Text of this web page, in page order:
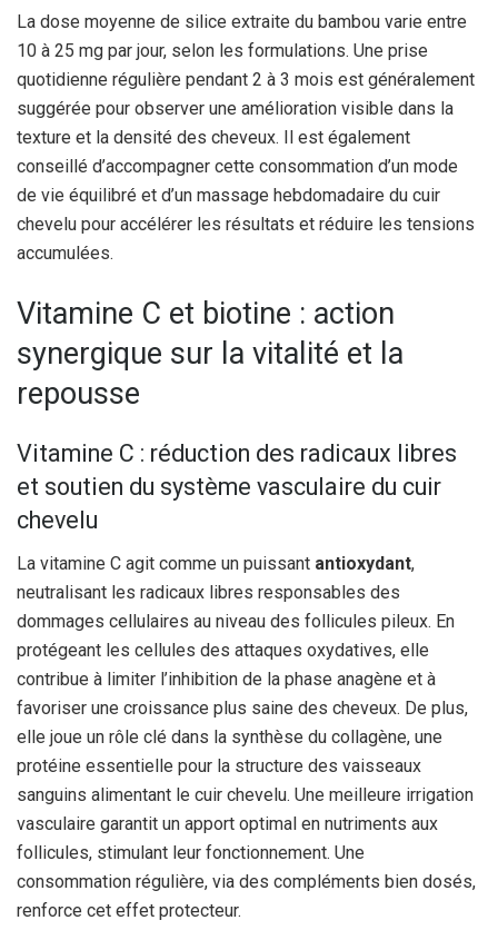
La dose moyenne de silice extraite du bambou varie entre
10 à 25 mg par jour, selon les formulations. Une prise
quotidienne régulière pendant 2 à 3 mois est généralement
suggérée pour observer une amélioration visible dans la
texture et la densité des cheveux. Il est également
conseillé d’accompagner cette consommation d’un mode
de vie équilibré et d’un massage hebdomadaire du cuir
chevelu pour accélérer les résultats et réduire les tensions
accumulées.
Vitamine C et biotine : action
synergique sur la vitalité et la
repousse
Vitamine C : réduction des radicaux libres
et soutien du système vasculaire du cuir
chevelu
La vitamine C agit comme un puissant antioxydant,
neutralisant les radicaux libres responsables des
dommages cellulaires au niveau des follicules pileux. En
protégeant les cellules des attaques oxydatives, elle
contribue à limiter l’inhibition de la phase anagène et à
favoriser une croissance plus saine des cheveux. De plus,
elle joue un rôle clé dans la synthèse du collagène, une
protéine essentielle pour la structure des vaisseaux
sanguins alimentant le cuir chevelu. Une meilleure irrigation
vasculaire garantit un apport optimal en nutriments aux
follicules, stimulant leur fonctionnement. Une
consommation régulière, via des compléments bien dosés,
renforce cet effet protecteur.